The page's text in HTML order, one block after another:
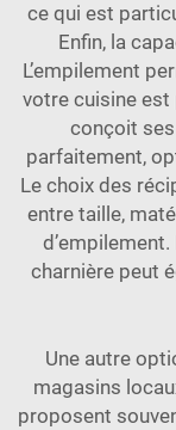
ce qui est
Enfin, la
L’empilement
votre cuisine est
conçoit ses
parfaitement,
Le choix des
entre taille,
d’empilement.
charnière peut
Une autre
magasins
proposent